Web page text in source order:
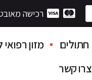
רכישה
חתולים מזון
צרו קשר